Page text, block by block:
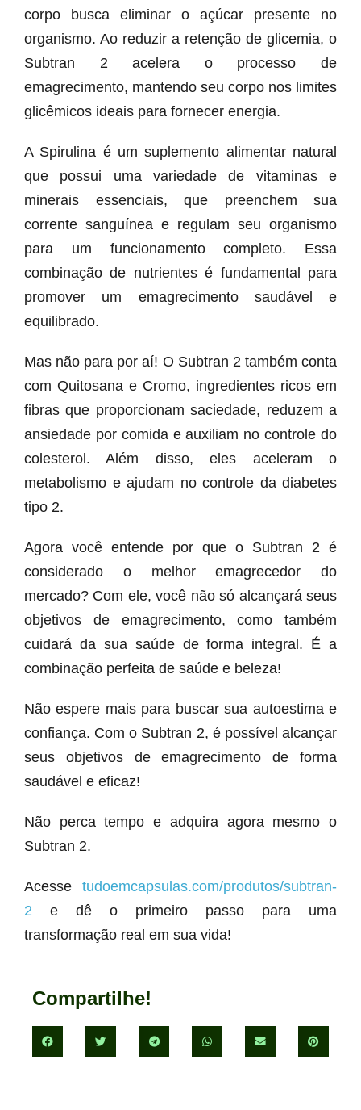
corpo busca eliminar o açúcar presente no
organismo. Ao reduzir a retenção de glicemia, o
Subtran 2 acelera o processo de
emagrecimento, mantendo seu corpo nos limites
glicêmicos ideais para fornecer energia.
A Spirulina é um suplemento alimentar natural
que possui uma variedade de vitaminas e
minerais essenciais, que preenchem sua
corrente sanguínea e regulam seu organismo
para um funcionamento completo. Essa
combinação de nutrientes é fundamental para
promover um emagrecimento saudável e
equilibrado.
Mas não para por aí! O Subtran 2 também conta
com Quitosana e Cromo, ingredientes ricos em
fibras que proporcionam saciedade, reduzem a
ansiedade por comida e auxiliam no controle do
colesterol. Além disso, eles aceleram o
metabolismo e ajudam no controle da diabetes
tipo 2.
Agora você entende por que o Subtran 2 é
considerado o melhor emagrecedor do
mercado? Com ele, você não só alcançará seus
objetivos de emagrecimento, como também
cuidará da sua saúde de forma integral. É a
combinação perfeita de saúde e beleza!
Não espere mais para buscar sua autoestima e
confiança. Com o Subtran 2, é possível alcançar
seus objetivos de emagrecimento de forma
saudável e eficaz!
Não perca tempo e adquira agora mesmo o
Subtran 2.
Acesse tudoemcapsulas.com/produtos/subtran-
2 e dê o primeiro passo para uma
transformação real em sua vida!
Compartilhe!